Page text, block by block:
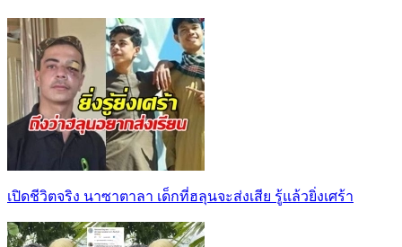
เปิดชีวิตจริง นาซาตาลา เด็กที่ฮลุนจะส่งเสีย รู้แล้วยิ่งเศร้า